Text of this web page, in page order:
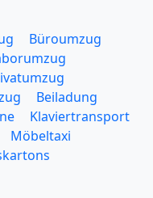
Büroumzug
Beiladung
Klaviertransport
Möbeltaxi